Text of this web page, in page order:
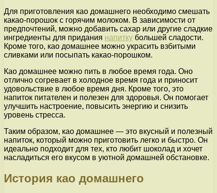
Для приготовления као домашнего необходимо смешать
какао-порошок с горячим молоком. В зависимости от
предпочтений, можно добавить сахар или другие сладкие
ингредиенты для придания напитку большей сладости.
Кроме того, као домашнее можно украсить взбитыми
сливками или посыпать какао-порошком.
Као домашнее можно пить в любое время года. Оно
отлично согревает в холодное время года и приносит
удовольствие в любое время дня. Кроме того, это
напиток питателен и полезен для здоровья. Он помогает
улучшить настроение, повысить энергию и снизить
уровень стресса.
Таким образом, као домашнее — это вкусный и полезный
напиток, который можно приготовить легко и быстро. Он
идеально подходит для тех, кто любит шоколад и хочет
насладиться его вкусом в уютной домашней обстановке.
История као домашнего